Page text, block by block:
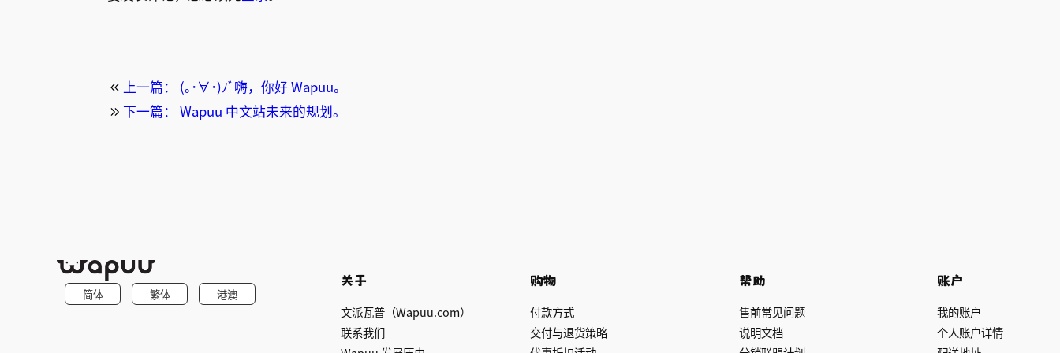
上一篇：
(｡･∀･)ﾉﾞ嗨，你好 Wapuu。
下一篇：
Wapuu 中文站未来的规划。
简体 繁体 港澳
关于
文派瓦普（Wapuu.com）
联系我们
购物
付款方式
交付与退货策略
帮助
售前常见问题
说明文档
账户
我的账户
个人账户详情